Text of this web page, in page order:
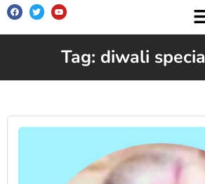
Tag: diwali